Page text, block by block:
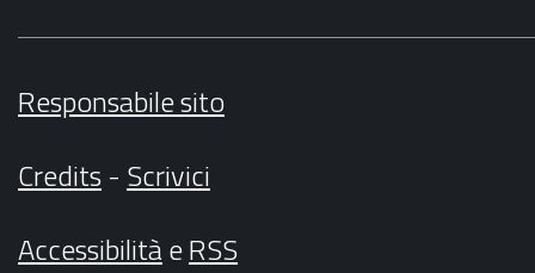
Responsabile sito
Credits- Scrivici
AccessibilitàeRSS